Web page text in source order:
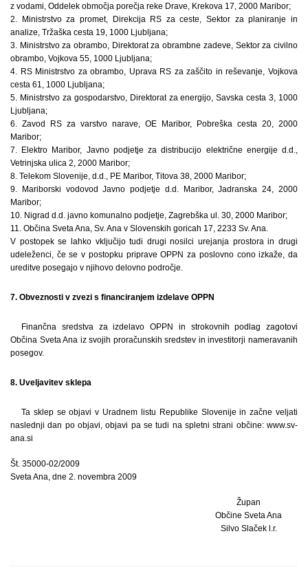
z vodami, Oddelek območja porečja reke Drave, Krekova 17, 2000 Maribor;
2. Ministrstvo za promet, Direkcija RS za ceste, Sektor za planiranje in
analize, Tržaška cesta 19, 1000 Ljubljana;
3. Ministrstvo za obrambo, Direktorat za obrambne zadeve, Sektor za civilno
obrambo, Vojkova 55, 1000 Ljubljana;
4. RS Ministrstvo za obrambo, Uprava RS za zaščito in reševanje, Vojkova
cesta 61, 1000 Ljubljana;
5. Ministrstvo za gospodarstvo, Direktorat za energijo, Savska cesta 3, 1000
Ljubljana;
6. Zavod RS za varstvo narave, OE Maribor, Pobreška cesta 20, 2000
Maribor;
7. Elektro Maribor, Javno podjetje za distribucijo električne energije d.d.,
Vetrinjska ulica 2, 2000 Maribor;
8. Telekom Slovenije, d.d., PE Maribor, Titova 38, 2000 Maribor;
9. Mariborski vodovod Javno podjetje d.d. Maribor, Jadranska 24, 2000
Maribor;
10. Nigrad d.d. javno komunalno podjetje, Zagrebška ul. 30, 2000 Maribor;
11. Občina Sveta Ana, Sv. Ana v Slovenskih goricah 17, 2233 Sv. Ana.
V postopek se lahko vključijo tudi drugi nosilci urejanja prostora in drugi
udeleženci, če se v postopku priprave OPPN za poslovno cono izkaže, da
ureditve posegajo v njihovo delovno področje.
7. Obveznosti v zvezi s financiranjem izdelave OPPN
Finančna sredstva za izdelavo OPPN in strokovnih podlag zagotovi
Občina Sveta Ana iz svojih proračunskih sredstev in investitorji nameravanih
posegov.
8. Uveljavitev sklepa
Ta sklep se objavi v Uradnem listu Republike Slovenije in začne veljati
naslednji dan po objavi, objavi pa se tudi na spletni strani občine: www.sv-
ana.si
Št. 35000-02/2009
Sveta Ana, dne 2. novembra 2009
Župan
Občine Sveta Ana
Silvo Slaček l.r.